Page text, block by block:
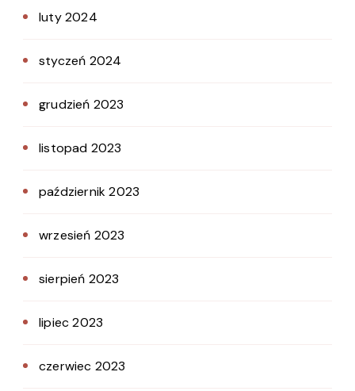
luty 2024
styczeń 2024
grudzień 2023
listopad 2023
październik 2023
wrzesień 2023
sierpień 2023
lipiec 2023
czerwiec 2023